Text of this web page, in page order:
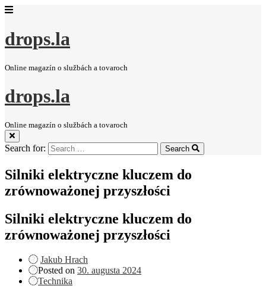
drops.la
Online magazín o službách a tovaroch
drops.la
Online magazín o službách a tovaroch
Search for: Search
Silniki elektryczne kluczem do
zrównoważonej przyszłości
Silniki elektryczne kluczem do
zrównoważonej przyszłości
Jakub Hrach
Posted on 30. augusta 2024
Technika